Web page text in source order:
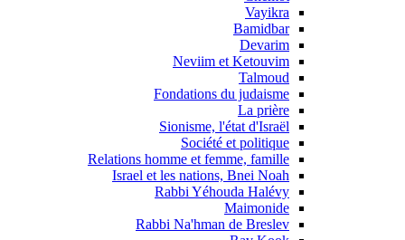
Vayikra
Bamidbar
Devarim
Neviim et Ketouvim
Talmoud
Fondations du judaisme
La prière
Sionisme, l'état d'Israël
Société et politique
Relations homme et femme, famille
Israel et les nations, Bnei Noah
Rabbi Yéhouda Halévy
Maimonide
Rabbi Na'hman de Breslev